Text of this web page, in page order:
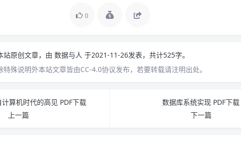
0
站原创文章，由 数据与人 于2021-11-26发表，共计525字。
特殊说明外本站文章皆由CC-4.0协议发布，若要转载请注明出处。
算机时代的高见 PDF下载
上一篇
数据库系统实现 PDF下载
下一篇